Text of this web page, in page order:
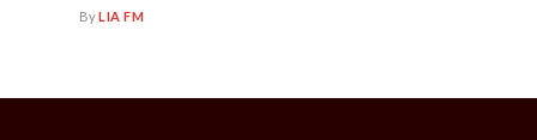
ByLIA FM